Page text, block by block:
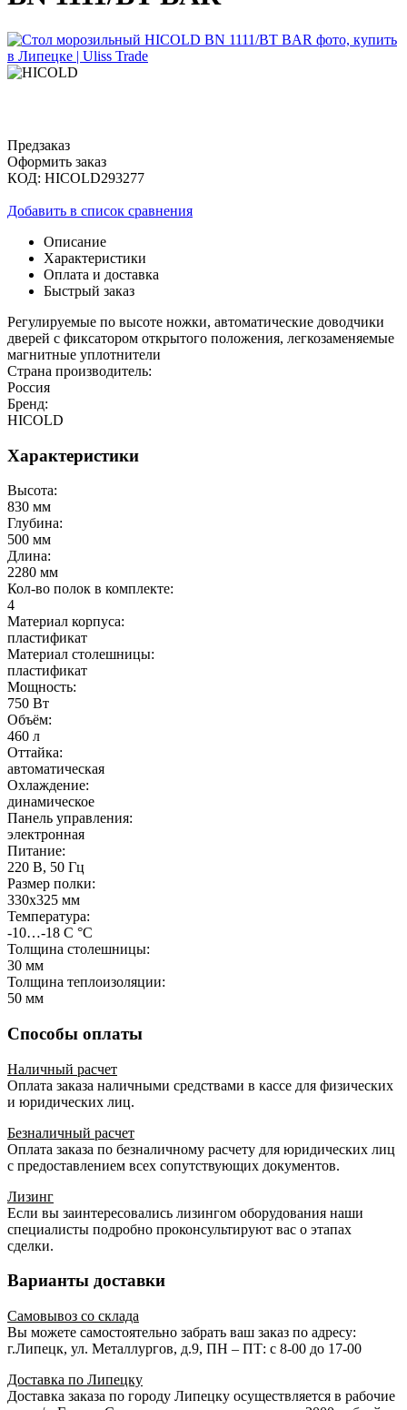
Предзаказ
Оформить заказ
КОД: HICOLD293277
Добавить в список сравнения
Описание
Характеристики
Оплата и доставка
Быстрый заказ
Регулируемые по высоте ножки, автоматические доводчики
дверей с фиксатором открытого положения, легкозаменяемые
магнитные уплотнители
Страна производитель:
Россия
Бренд:
HICOLD
Характеристики
Высота:
830 мм
Глубина:
500 мм
Длина:
2280 мм
Кол-во полок в комплекте:
4
Материал корпуса:
пластификат
Материал столешницы:
пластификат
Мощность:
750 Вт
Объём:
460 л
Оттайка:
автоматическая
Охлаждение:
динамическое
Панель управления:
электронная
Питание:
220 В, 50 Гц
Размер полки:
330х325 мм
Температура:
-10…-18 C °С
Толщина столешницы:
30 мм
Толщина теплоизоляции:
50 мм
Способы оплаты
Наличный расчет
Оплата заказа наличными средствами в кассе для физических
и юридических лиц.
Безналичный расчет
Оплата заказа по безналичному расчету для юридических лиц
с предоставлением всех сопутствующих документов.
Лизинг
Если вы заинтересовались лизингом оборудования наши
специалисты подробно проконсультируют вас о этапах
сделки.
Варианты доставки
Самовывоз со склада
Вы можете самостоятельно забрать ваш заказ по адресу:
г.Липецк, ул. Металлургов, д.9, ПН – ПТ: с 8-00 до 17-00
Доставка по Липецку
Доставка заказа по городу Липецку осуществляется в рабочие